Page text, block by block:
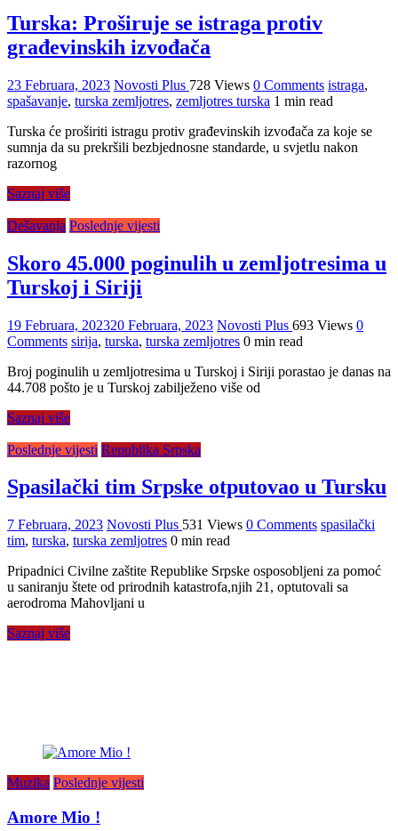
Turska: Proširuje se istraga protiv
građevinskih izvođača
23 Februara, 2023 Novosti Plus 728 Views 0 Comments istraga,
spašavanje, turska zemljotres, zemljotres turska 1 min read
Turska će proširiti istragu protiv građevinskih izvođača za koje se
sumnja da su prekršili bezbjednosne standarde, u svjetlu nakon
razornog
Saznaj više
Dešavanja Poslednje vijesti
Skoro 45.000 poginulih u zemljotresima u
Turskoj i Siriji
19 Februara, 202320 Februara, 2023 Novosti Plus 693 Views 0
Comments sirija, turska, turska zemljotres 0 min read
Broj poginulih u zemljotresima u Turskoj i Siriji porastao je danas na
44.708 pošto je u Turskoj zabilježeno više od
Saznaj više
Poslednje vijesti Republika Srpska
Spasilački tim Srpske otputovao u Tursku
7 Februara, 2023 Novosti Plus 531 Views 0 Comments spasilački
tim, turska, turska zemljotres 0 min read
Pripadnici Civilne zaštite Republike Srpske osposobljeni za pomoć
u saniranju štete od prirodnih katastrofa,njih 21, optutovali sa
aerodroma Mahovljani u
Saznaj više
Muzika Poslednje vijesti
Amore Mio !